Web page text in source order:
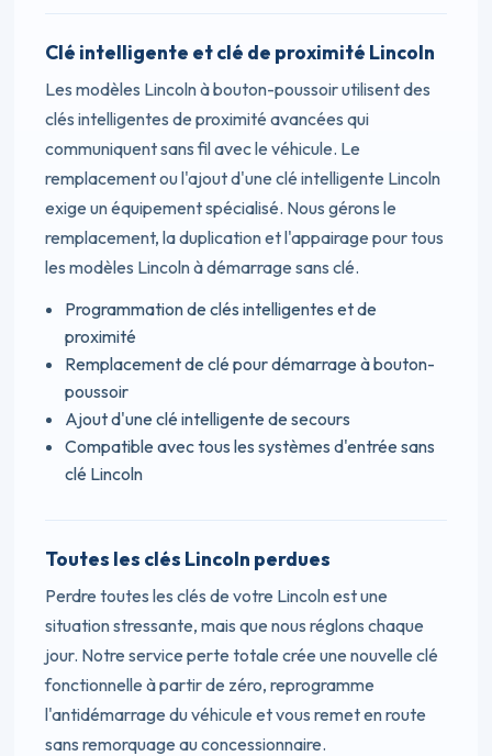
Clé intelligente et clé de proximité Lincoln
Les modèles Lincoln à bouton-poussoir utilisent des
clés intelligentes de proximité avancées qui
communiquent sans fil avec le véhicule. Le
remplacement ou l'ajout d'une clé intelligente Lincoln
exige un équipement spécialisé. Nous gérons le
remplacement, la duplication et l'appairage pour tous
les modèles Lincoln à démarrage sans clé.
Programmation de clés intelligentes et de
proximité
Remplacement de clé pour démarrage à bouton-
poussoir
Ajout d'une clé intelligente de secours
Compatible avec tous les systèmes d'entrée sans
clé Lincoln
Toutes les clés Lincoln perdues
Perdre toutes les clés de votre Lincoln est une
situation stressante, mais que nous réglons chaque
jour. Notre service perte totale crée une nouvelle clé
fonctionnelle à partir de zéro, reprogramme
l'antidémarrage du véhicule et vous remet en route
sans remorquage au concessionnaire.